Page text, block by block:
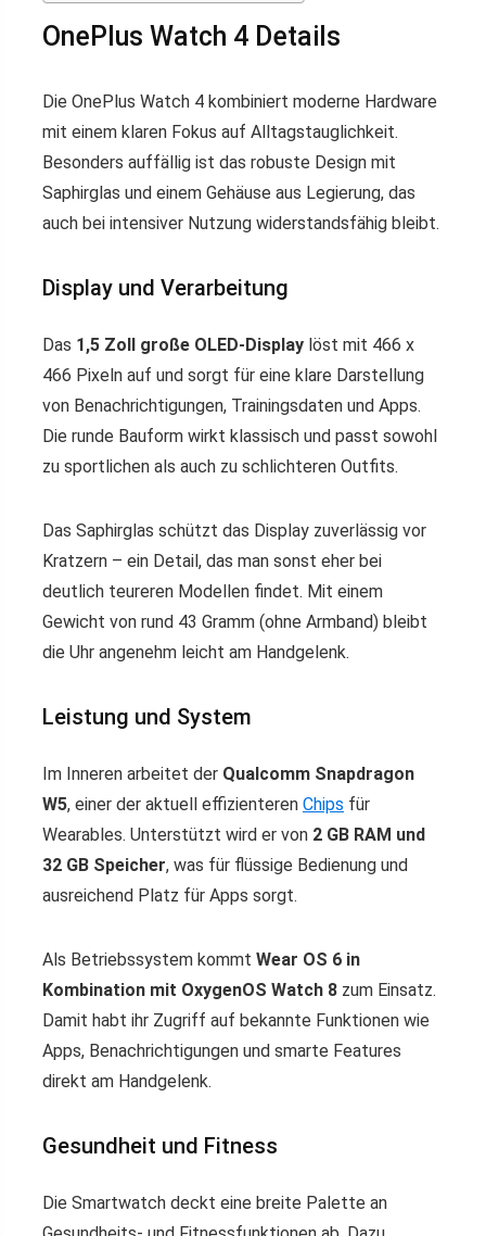
OnePlus Watch 4 Details
Die OnePlus Watch 4 kombiniert moderne Hardware
mit einem klaren Fokus auf Alltagstauglichkeit.
Besonders auffällig ist das robuste Design mit
Saphirglas und einem Gehäuse aus Legierung, das
auch bei intensiver Nutzung widerstandsfähig bleibt.
Display und Verarbeitung
Das 1,5 Zoll große OLED-Display löst mit 466 x
466 Pixeln auf und sorgt für eine klare Darstellung
von Benachrichtigungen, Trainingsdaten und Apps.
Die runde Bauform wirkt klassisch und passt sowohl
zu sportlichen als auch zu schlichteren Outfits.
Das Saphirglas schützt das Display zuverlässig vor
Kratzern – ein Detail, das man sonst eher bei
deutlich teureren Modellen findet. Mit einem
Gewicht von rund 43 Gramm (ohne Armband) bleibt
die Uhr angenehm leicht am Handgelenk.
Leistung und System
Im Inneren arbeitet der Qualcomm Snapdragon
W5, einer der aktuell effizienteren Chips für
Wearables. Unterstützt wird er von 2 GB RAM und
32 GB Speicher, was für flüssige Bedienung und
ausreichend Platz für Apps sorgt.
Als Betriebssystem kommt Wear OS 6 in
Kombination mit OxygenOS Watch 8 zum Einsatz.
Damit habt ihr Zugriff auf bekannte Funktionen wie
Apps, Benachrichtigungen und smarte Features
direkt am Handgelenk.
Gesundheit und Fitness
Die Smartwatch deckt eine breite Palette an